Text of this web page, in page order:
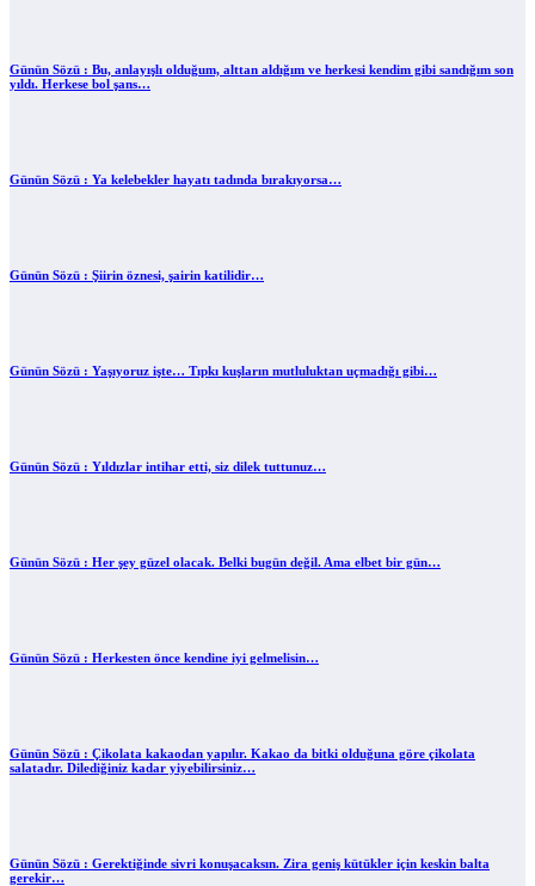
Günün Sözü : Bu, anlayışlı olduğum, alttan aldığım ve herkesi kendim gibi sandığım son
yıldı. Herkese bol şans…
Günün Sözü : Ya kelebekler hayatı tadında bırakıyorsa…
Günün Sözü : Şiirin öznesi, şairin katilidir…
Günün Sözü : Yaşıyoruz işte… Tıpkı kuşların mutluluktan uçmadığı gibi…
Günün Sözü : Yıldızlar intihar etti, siz dilek tuttunuz…
Günün Sözü : Her şey güzel olacak. Belki bugün değil. Ama elbet bir gün…
Günün Sözü : Herkesten önce kendine iyi gelmelisin…
Günün Sözü : Çikolata kakaodan yapılır. Kakao da bitki olduğuna göre çikolata
salatadır. Dilediğiniz kadar yiyebilirsiniz…
Günün Sözü : Gerektiğinde sivri konuşacaksın. Zira geniş kütükler için keskin balta
gerekir…